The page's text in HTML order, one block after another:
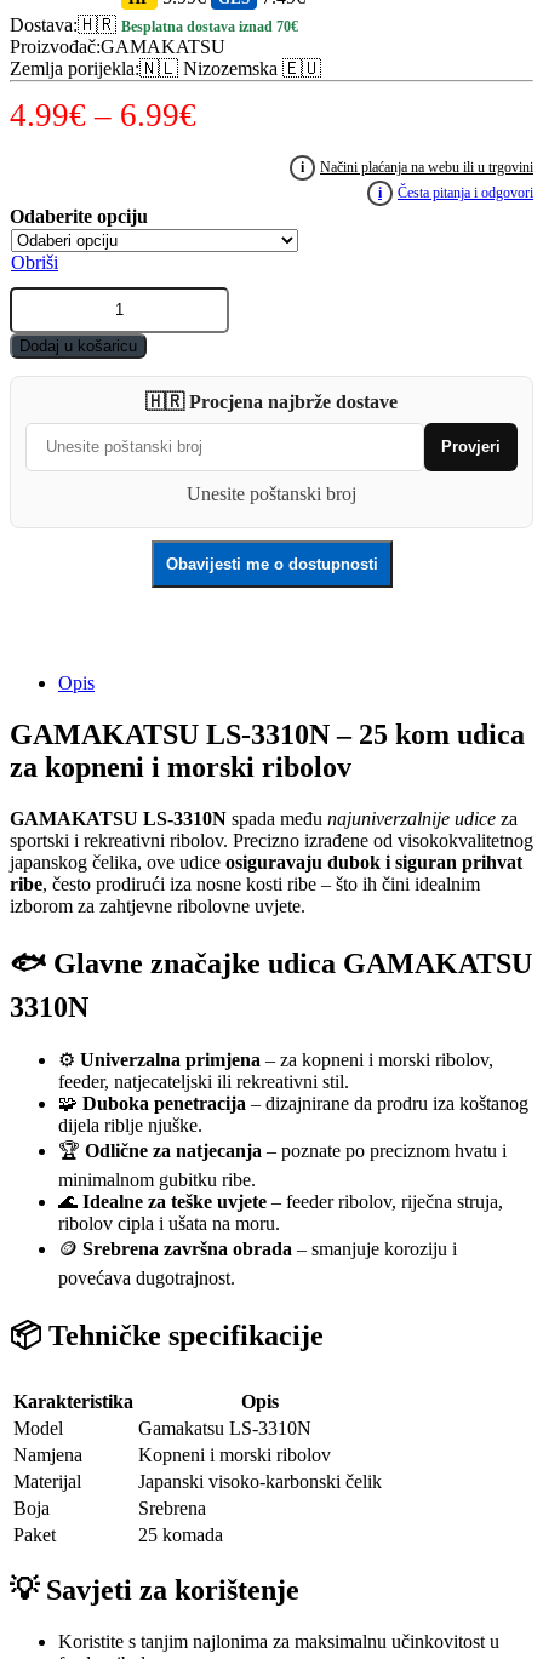
Dostava:🇭🇷 Besplatna dostava iznad 70€
Proizvođač:GAMAKATSU
Zemlja porijekla:🇳🇱 Nizozemska 🇪🇺
4.99€ – 6.99€
4.99€
do
6.99€
i
Načini plaćanja na webu ili u trgovini
i
Česta pitanja i odgovori
Obriši
GAMAKATSU
3310N
25kom
quantity
Dodaj u košaricu
🇭🇷 Procjena najbrže dostave
Provjeri
Unesite poštanski broj
Obavijesti me o dostupnosti
Opis
GAMAKATSU LS-3310N – 25 kom udica
za kopneni i morski ribolov
GAMAKATSU LS-3310N spada među najuniverzalnije udice za
sportski i rekreativni ribolov. Precizno izrađene od visokokvalitetnog
japanskog čelika, ove udice osiguravaju dubok i siguran prihvat
ribe, često prodirući iza nosne kosti ribe – što ih čini idealnim
izborom za zahtjevne ribolovne uvjete.
🐟 Glavne značajke udica GAMAKATSU
3310N
⚙️ Univerzalna primjena – za kopneni i morski ribolov,
feeder, natjecateljski ili rekreativni stil.
🧩 Duboka penetracija – dizajnirane da prodru iza koštanog
dijela riblje njuške.
🏆 Odlične za natjecanja – poznate po preciznom hvatu i
minimalnom gubitku ribe.
🌊 Idealne za teške uvjete – feeder ribolov, riječna struja,
ribolov cipla i ušata na moru.
🪙 Srebrena završna obrada – smanjuje koroziju i
povećava dugotrajnost.
📦 Tehničke specifikacije
Karakteristika
Opis
Model
Gamakatsu LS-3310N
Namjena
Kopneni i morski ribolov
Materijal
Japanski visoko-karbonski čelik
Boja
Srebrena
Paket
25 komada
💡 Savjeti za korištenje
Koristite s tanjim najlonima za maksimalnu učinkovitost u